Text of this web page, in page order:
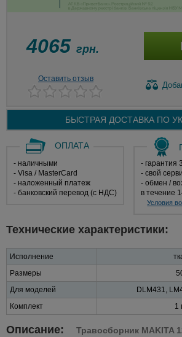
4065 грн.
Оставить отзыв
БЫСТРАЯ ДОСТАВКА ПО
ОПЛАТА
- наличными
- Visa / MasterCard
- наложенный платеж
- банковский перевод (с НДС)
- гарантия
- свой
- обмен /
в течение
Условия
Технические характеристики:
Исполнение
Размеры
Для моделей
DLM431,
Комплект
1
Описание: Травосборник MAKITA